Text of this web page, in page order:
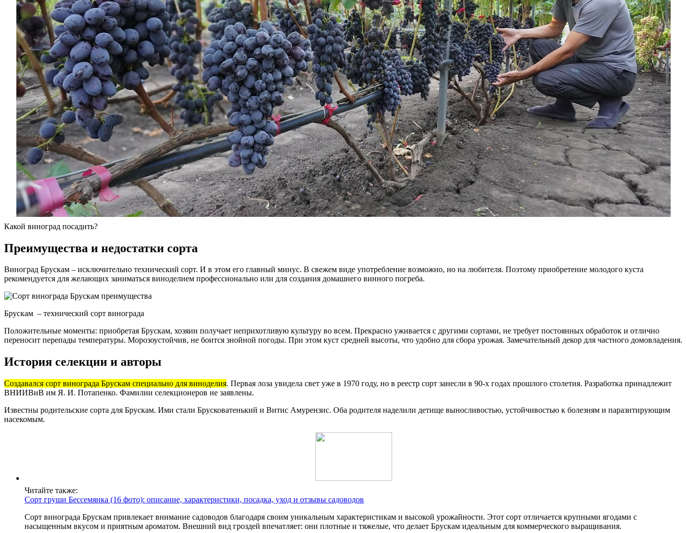
Какой виноград посадить?
Преимущества и недостатки сорта
Виноград Брускам – исключительно технический сорт. И в этом его главный минус. В свежем виде употребление возможно, но на любителя. Поэтому приобретение молодого куста
рекомендуется для желающих заниматься виноделием профессионально или для создания домашнего винного погреба.
Брускам – технический сорт винограда
Положительные моменты: приобретая Брускам, хозяин получает неприхотливую культуру во всем. Прекрасно уживается с другими сортами, не требует постоянных обработок и отлично
переносит перепады температуры. Морозоустойчив, не боится знойной погоды. При этом куст средней высоты, что удобно для сбора урожая. Замечательный декор для частного домовладения.
История селекции и авторы
Создавался сорт винограда Брускам специально для виноделия. Первая лоза увидела свет уже в 1970 году, но в реестр сорт занесли в 90-х годах прошлого столетия. Разработка принадлежит
ВНИИВиВ им Я. И. Потапенко. Фамилии селекционеров не заявлены.
Известны родительские сорта для Брускам. Ими стали Брусковатенький и Витис Амурензис. Оба родителя наделили детище выносливостью, устойчивостью к болезням и паразитирующим
насекомым.
Читайте также:
Сорт груши Бессемянка (16 фото): описание, характеристики, посадка, уход и отзывы садоводов
Сорт винограда Брускам привлекает внимание садоводов благодаря своим уникальным характеристикам и высокой урожайности. Этот сорт отличается крупными ягодами с
насыщенным вкусом и приятным ароматом. Внешний вид гроздей впечатляет: они плотные и тяжелые, что делает Брускам идеальным для коммерческого выращивания.